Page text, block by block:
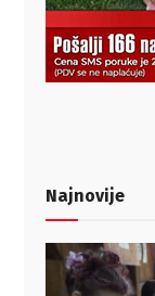
Najnovije